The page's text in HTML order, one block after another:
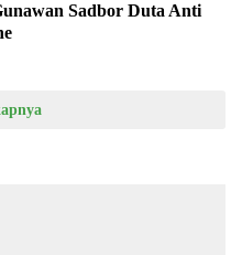
Sadbor Duta Anti